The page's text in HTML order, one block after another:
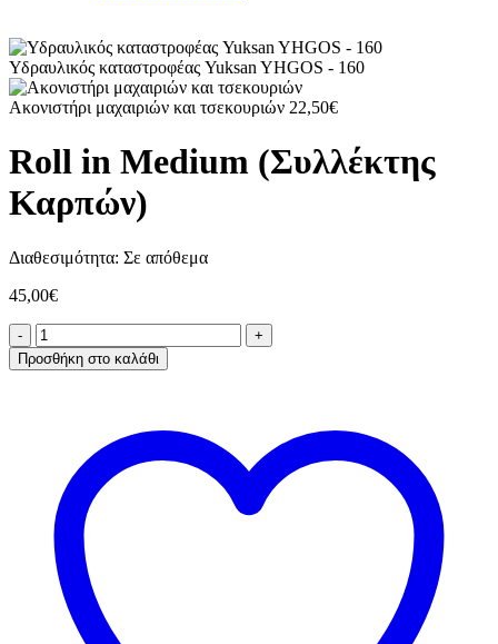
Υδραυλικός καταστροφέας Yuksan YHGOS - 160
Ακονιστήρι μαχαιριών και τσεκουριών 22,50€
Roll in Medium (Συλλέκτης
Καρπών)
Διαθεσιμότητα: Σε απόθεμα
45,00€
Προσθήκη στο καλάθι